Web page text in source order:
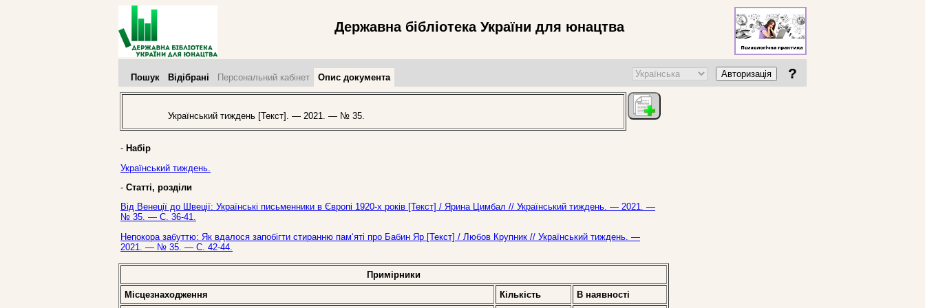
Державна бібліотека України для юнацтва
Пошук Відібрані Персональний кабінет Опис документа Авторизація ?
Український тиждень [Текст]. — 2021. — № 35.
- Набір
Український тиждень.
- Статті, розділи
Від Венеції до Швеції: Українські письменники в Європі 1920-х років [Текст] / Ярина Цимбал // Український тиждень. — 2021. —
№ 35. — С. 36-41.
Непокора забуттю: Як вдалося запобігти стиранню пам‘яті про Бабин Яр [Текст] / Любов Крупник // Український тиждень. —
2021. — № 35. — С. 42-44.
Примірники
Місцезнаходження
Кількість
В наявностi